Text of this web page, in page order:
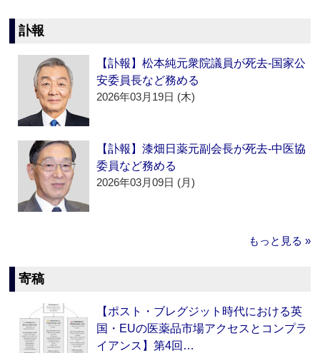
訃報
【訃報】松本純元衆院議員が死去‐国家公
安委員長など務める
2026年03月19日 (木)
【訃報】漆畑日薬元副会長が死去‐中医協
委員など務める
2026年03月09日 (月)
もっと見る »
寄稿
【ポスト・ブレグジット時代における英
国・EUの医薬品市場アクセスとコンプラ
イアンス】第4回…